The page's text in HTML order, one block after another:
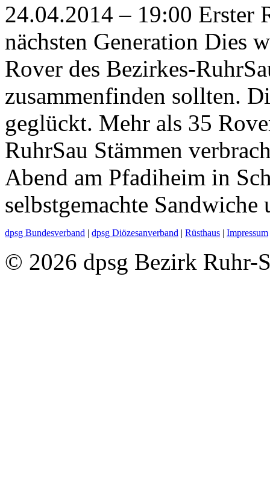
24.04.2014 – 19:00 Erster
nächsten Generation Dies
Rover des Bezirkes-
zusammenfinden sollten.
geglückt. Mehr als 35
RuhrSau Stämmen
Abend am Pfadiheim in
selbstgemachte
dpsg Bundesverband | dpsg Diözesanverband | Rüsthaus | Impressum
© 2026 dpsg Bezirk Ruhr-